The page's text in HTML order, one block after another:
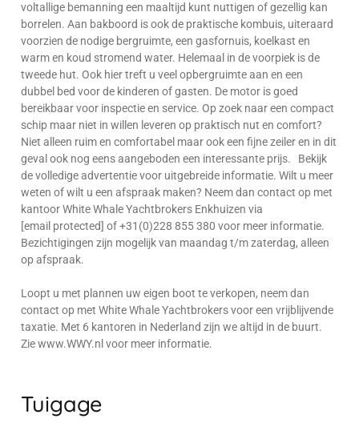
voltallige bemanning een maaltijd kunt nuttigen of gezellig kan
borrelen. Aan bakboord is ook de praktische kombuis, uiteraard
voorzien de nodige bergruimte, een gasfornuis, koelkast en
warm en koud stromend water. Helemaal in de voorpiek is de
tweede hut. Ook hier treft u veel opbergruimte aan en een
dubbel bed voor de kinderen of gasten. De motor is goed
bereikbaar voor inspectie en service. Op zoek naar een compact
schip maar niet in willen leveren op praktisch nut en comfort?
Niet alleen ruim en comfortabel maar ook een fijne zeiler en in dit
geval ook nog eens aangeboden een interessante prijs. Bekijk
de volledige advertentie voor uitgebreide informatie. Wilt u meer
weten of wilt u een afspraak maken? Neem dan contact op met
kantoor White Whale Yachtbrokers Enkhuizen via
[email protected] of +31(0)228 855 380 voor meer informatie.
Bezichtigingen zijn mogelijk van maandag t/m zaterdag, alleen
op afspraak.
Loopt u met plannen uw eigen boot te verkopen, neem dan
contact op met White Whale Yachtbrokers voor een vrijblijvende
taxatie. Met 6 kantoren in Nederland zijn we altijd in de buurt.
Zie www.WWY.nl voor meer informatie.
Tuigage